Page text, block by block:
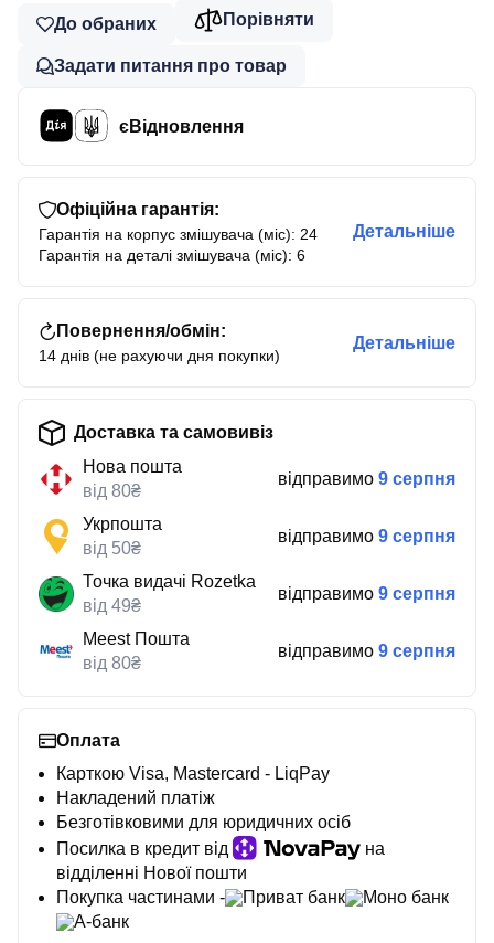
До обраних Порівняти
Задати питання про товар
єВідновлення
Офіційна гарантія:
Гарантія на корпус змішувача (міс): 24
Гарантія на деталі змішувача (міс): 6
Детальніше
Повернення/обмін:
14 днів (не рахуючи дня покупки)
Детальніше
Доставка та самовивіз
Нова пошта
від 80₴
відправимо 9 серпня
Укрпошта
від 50₴
відправимо 9 серпня
Точка видачі Rozetka
від 49₴
відправимо 9 серпня
Meest Пошта
від 80₴
відправимо 9 серпня
Оплата
Карткою Visa, Mastercard - LiqPay
Накладений платіж
Безготівковими для юридичних осіб
Посилка в кредит від
на
відділенні Нової пошти
Покупка частинами -
Приват банк
Моно банк
А-банк